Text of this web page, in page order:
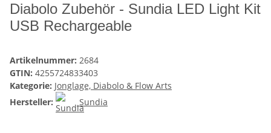
Diabolo Zubehör - Sundia LED Light Kit
USB Rechargeable
Artikelnummer: 2684
GTIN: 4255724833403
Kategorie: Jonglage, Diabolo & Flow Arts
Hersteller:
Sundia